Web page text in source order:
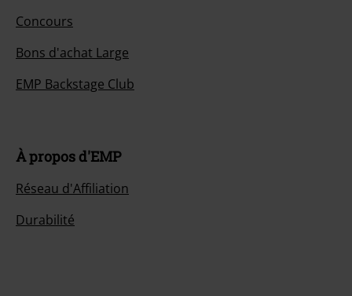
Concours
Bons d'achat Large
EMP Backstage Club
À propos d'EMP
Réseau d'Affiliation
Durabilité